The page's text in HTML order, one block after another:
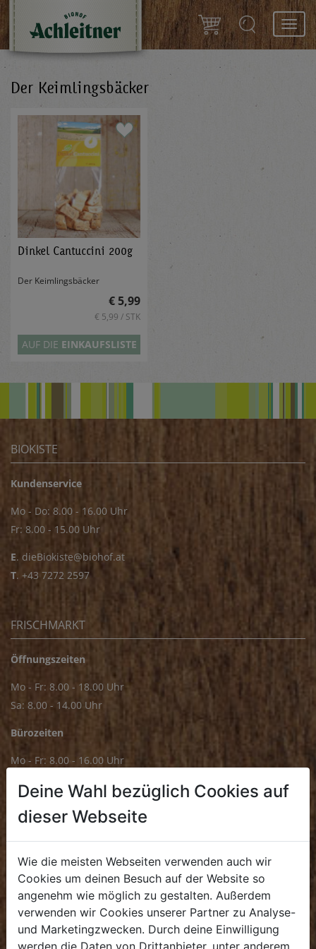
Der Keimlingsbäcker
Dinkel Cantuccini 200g
Der Keimlingsbäcker
€ 5,99
€ 5,99 / STK
AUF DIE EINKAUFSLISTE
BIOKISTE
Kundenservice
Mo - Do: 8.00 - 16.00 Uhr
Fr: 8.00 - 15.00 Uhr
E. dieBiokiste@biohof.at
T. +43 7272 2597
FRISCHMARKT
Öffnungszeiten
Mo - Fr: 8.00 - 18.00 Uhr
Sa: 8.00 - 14.00 Uhr
Bürozeiten
Mo - Fr: 8.00 - 16.00 Uhr
E.biofrischmarkt@biohof.at
KULINARIUM
Öffnungszeiten
Mo - Fr: 8.00 - 14.30 Uhr
Deine Wahl bezüglich Cookies auf
dieser Webseite
Wie die meisten Webseiten verwenden auch wir
Cookies um deinen Besuch auf der Website so
angenehm wie möglich zu gestalten. Außerdem
verwenden wir Cookies unserer Partner zu Analyse-
und Marketingzwecken. Durch deine Einwilligung
werden die Daten von Drittanbieter, unter anderem